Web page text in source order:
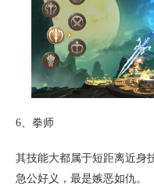
6、拳师
其技能大都属于短距离近身
急公好义，最是嫉恶如仇。